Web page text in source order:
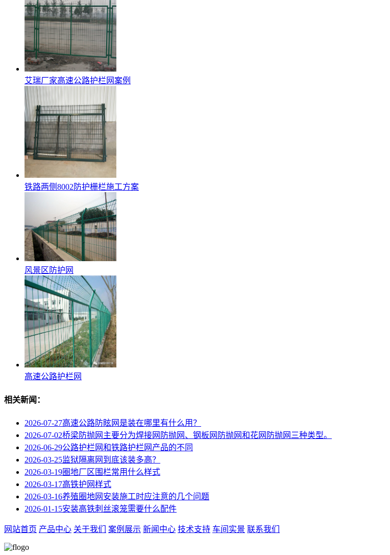
艾瑞厂家高速公路护栏网案例
铁路两侧8002防护栅栏施工方案
风景区防护网
高速公路护栏网
相关新闻：
2026-07-27高速公路防眩网‌是装在哪里有什么用？
2026-07-02桥梁防抛网主要分为焊接网防抛网、钢板网防抛网和花网防抛网三种类型。
2026-06-29公路护栏网和铁路护栏网产品的不同
2026-03-25监狱隔离网到底该装多高？
2026-03-19圈地厂区围栏常用什么样式
2026-03-17高铁护网样式
2026-03-16养殖圈地网安装施工时应注意的几个问题
2026-01-15安装高铁刺丝滚笼需要什么配件
网站首页 产品中心 关于我们 案例展示 新闻中心 技术支持 车间实景 联系我们